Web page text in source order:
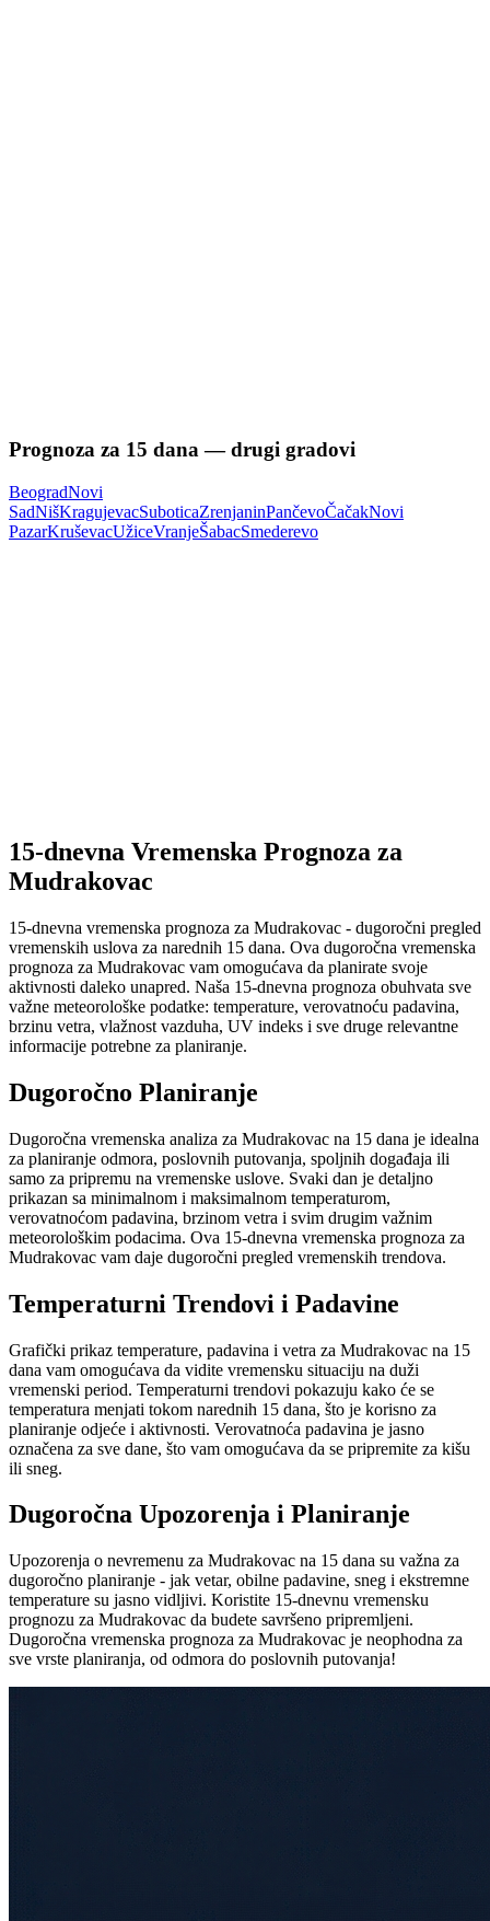
Prognoza za 15 dana — drugi gradovi
BeogradNovi
SadNišKragujevacSuboticaZrenjaninPančevoČačakNovi
PazarKruševacUžiceVranjeŠabacSmederevo
15-dnevna Vremenska Prognoza za
Mudrakovac
15-dnevna vremenska prognoza za Mudrakovac - dugoročni pregled
vremenskih uslova za narednih 15 dana. Ova dugoročna vremenska
prognoza za Mudrakovac vam omogućava da planirate svoje
aktivnosti daleko unapred. Naša 15-dnevna prognoza obuhvata sve
važne meteorološke podatke: temperature, verovatnoću padavina,
brzinu vetra, vlažnost vazduha, UV indeks i sve druge relevantne
informacije potrebne za planiranje.
Dugoročno Planiranje
Dugoročna vremenska analiza za Mudrakovac na 15 dana je idealna
za planiranje odmora, poslovnih putovanja, spoljnih događaja ili
samo za pripremu na vremenske uslove. Svaki dan je detaljno
prikazan sa minimalnom i maksimalnom temperaturom,
verovatnoćom padavina, brzinom vetra i svim drugim važnim
meteorološkim podacima. Ova 15-dnevna vremenska prognoza za
Mudrakovac vam daje dugoročni pregled vremenskih trendova.
Temperaturni Trendovi i Padavine
Grafički prikaz temperature, padavina i vetra za Mudrakovac na 15
dana vam omogućava da vidite vremensku situaciju na duži
vremenski period. Temperaturni trendovi pokazuju kako će se
temperatura menjati tokom narednih 15 dana, što je korisno za
planiranje odjeće i aktivnosti. Verovatnoća padavina je jasno
označena za sve dane, što vam omogućava da se pripremite za kišu
ili sneg.
Dugoročna Upozorenja i Planiranje
Upozorenja o nevremenu za Mudrakovac na 15 dana su važna za
dugoročno planiranje - jak vetar, obilne padavine, sneg i ekstremne
temperature su jasno vidljivi. Koristite 15-dnevnu vremensku
prognozu za Mudrakovac da budete savršeno pripremljeni.
Dugoročna vremenska prognoza za Mudrakovac je neophodna za
sve vrste planiranja, od odmora do poslovnih putovanja!